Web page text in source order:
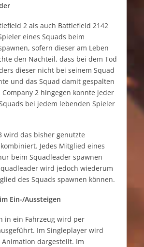
2 als auch Battlefield 2142
eines Squads beim
sofern dieser am Leben
den Nachteil, dass bei dem Tod
dieser nicht bei seinem Squad
und das Squad damit gespalten
2 hingegen konnte jeder
bei jedem lebenden Spieler
wird das bisher genutzte
Jedes Mitglied eines
beim Squadleader spawnen
wird jedoch wiederum
des Squads spawnen können.
Ein-/Aussteigen
in ein Fahrzeug wird per
Im Singleplayer wird
dargestellt. Im